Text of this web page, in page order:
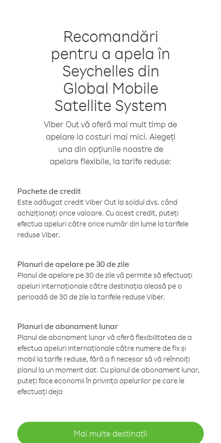
Recomandări
pentru a apela în
Seychelles din
Global Mobile
Satellite System
Viber Out vă oferă mai mult timp de
apelare la costuri mai mici. Alegeți
una din opțiunile noastre de
apelare flexibile, la tarife reduse:
Pachete de credit
Este adăugat credit Viber Out la soldul dvs. când
achiziționați orice valoare. Cu acest credit, puteți
efectua apeluri către orice număr din lume la tarifele
reduse Viber.
Planuri de apelare pe 30 de zile
Planul de apelare pe 30 de zile vă permite să efectuați
apeluri internaționale către destinația aleasă pe o
perioadă de 30 de zile la tarifele reduse Viber.
Planuri de abonament lunar
Planul de abonament lunar vă oferă flexibilitatea de a
efectua apeluri internaționale către numere de fix și
mobil la tarife reduse, fără a fi necesar să vă reînnoiți
planul la un moment dat. Cu planul de abonament lunar,
puteți face economii în privința apelurilor pe care le
efectuați deja
Mai multe destinații